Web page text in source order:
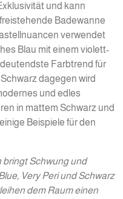
und kann
Badewanne
verwendet
Blau mit einem violett-
Farbtrend für
dagegen wird
und edles
in mattem Schwarz und
Beispiele für den
bringt Schwung und
Very Peri und Schwarz
dem Raum einen